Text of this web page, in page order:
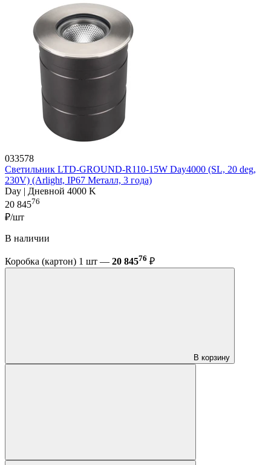
033578
Светильник LTD-GROUND-R110-15W Day4000 (SL, 20 deg,
230V) (Arlight, IP67 Металл, 3 года)
Day | Дневной 4000 K
20 84576
₽/шт
В наличии
Коробка (картон) 1 шт — 20 84576 ₽
В корзину